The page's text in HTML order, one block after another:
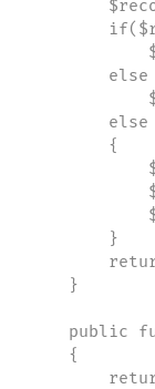
else
        else
        {
        }
    }
public
    {